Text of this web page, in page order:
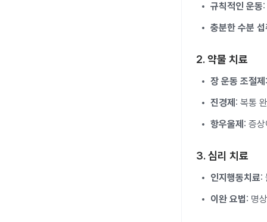
규칙적인 운동
충분한 수분
2.약물 치료
장 운동 조절제
진경제 : 복통
항우울제 : 증
3.심리 치료
인지행동치료:
이완 요법: 명